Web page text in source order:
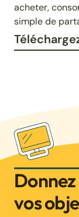
acheter,
simple de
vos